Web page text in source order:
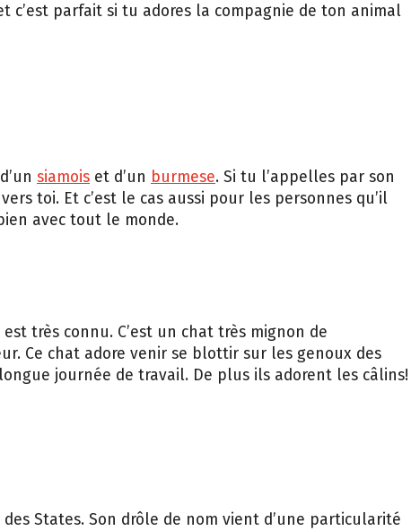
c’est parfait si tu adores la compagnie de ton animal
siamois et d’un burmese. Si tu l’appelles par son
toi. Et c’est le cas aussi pour les personnes qu’il
avec tout le monde.
est très connu. C’est un chat très mignon de
Ce chat adore venir se blottir sur les genoux des
journée de travail. De plus ils adorent les câlins!
States. Son drôle de nom vient d’une particularité